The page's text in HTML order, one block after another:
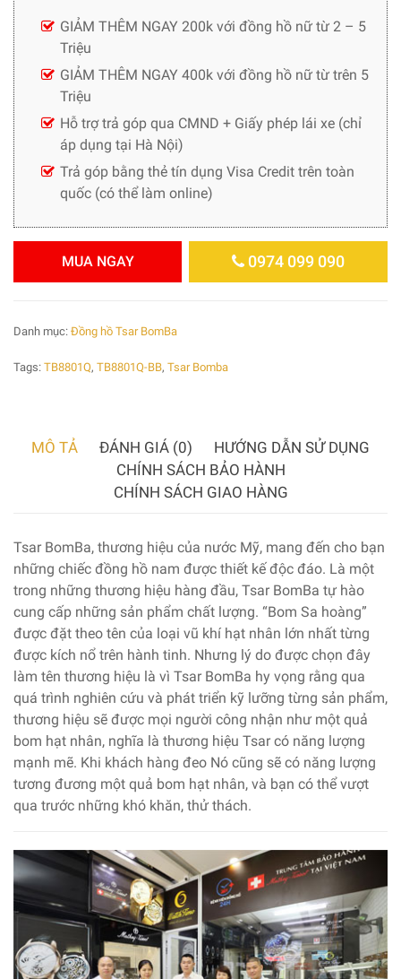
GIẢM THÊM NGAY 200k với đồng hồ nữ từ 2 – 5
Triệu
GIẢM THÊM NGAY 400k với đồng hồ nữ từ trên 5
Triệu
Hỗ trợ trả góp qua CMND + Giấy phép lái xe (chỉ
áp dụng tại Hà Nội)
Trả góp bằng thẻ tín dụng Visa Credit trên toàn
quốc (có thể làm online)
MUA NGAY 0974 099 090
Danh mục: Đồng hồ Tsar BomBa
Tags: TB8801Q, TB8801Q-BB, Tsar Bomba
MÔ TẢ ĐÁNH GIÁ (0)
HƯỚNG DẪN SỬ DỤNG
CHÍNH SÁCH BẢO HÀNH
CHÍNH SÁCH GIAO HÀNG
Tsar BomBa, thương hiệu của nước Mỹ, mang đến cho bạn
những chiếc đồng hồ nam được thiết kế độc đáo. Là một
trong những thương hiệu hàng đầu, Tsar BomBa tự hào
cung cấp những sản phẩm chất lượng. “Bom Sa hoàng”
được đặt theo tên của loại vũ khí hạt nhân lớn nhất từng
được kích nổ trên hành tinh. Nhưng lý do được chọn đây
làm tên thương hiệu là vì Tsar BomBa hy vọng rằng qua
quá trình nghiên cứu và phát triển kỹ lưỡng từng sản phẩm,
thương hiệu sẽ được mọi người công nhận như một quả
bom hạt nhân, nghĩa là thương hiệu Tsar có năng lượng
mạnh mẽ. Khi khách hàng đeo Nó cũng sẽ có năng lượng
tương đương một quả bom hạt nhân, và bạn có thể vượt
qua trước những khó khăn, thử thách.